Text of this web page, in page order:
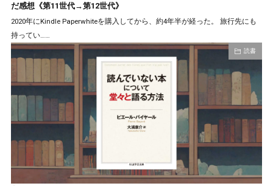
だ感想《第11世代→第12世代》
2020年にKindle Paperwhiteを購入してから、約4年半が経った。 旅行先にも
持ってい……
読書